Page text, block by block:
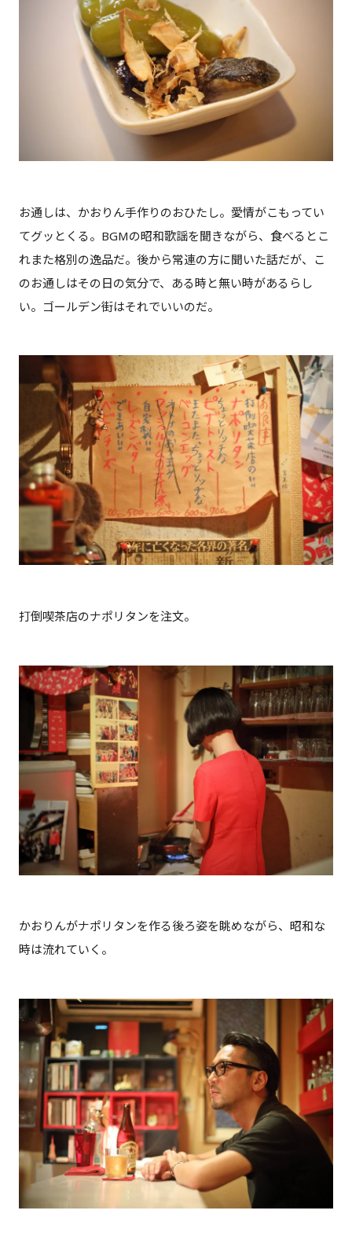
お通しは、かおりん手作りのおひたし。愛情がこもってい
てグッとくる。BGMの昭和歌謡を聞きながら、食べるとこ
れまた格別の逸品だ。後から常連の方に聞いた話だが、こ
のお通しはその日の気分で、ある時と無い時があるらし
い。ゴールデン街はそれでいいのだ。
打倒喫茶店のナポリタンを注文。
かおりんがナポリタンを作る後ろ姿を眺めながら、昭和な
時は流れていく。